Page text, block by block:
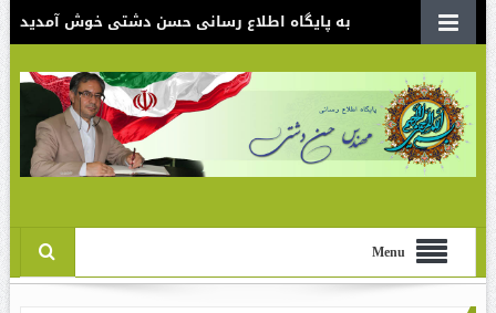
به پایگاه اطلاع رسانی حسن دشتی خوش آمدید
Menu